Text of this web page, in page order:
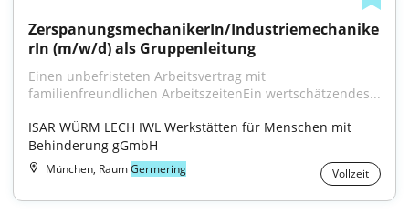
ZerspanungsmechanikerIn/Industriemechanike
rIn (m/w/d) als Gruppenleitung
Einen unbefristeten Arbeitsvertrag mit
familienfreundlichen ArbeitszeitenEin wertschätzendes...
ISAR WÜRM LECH IWL Werkstätten für Menschen mit
Behinderung gGmbH
München, RaumGermering Vollzeit